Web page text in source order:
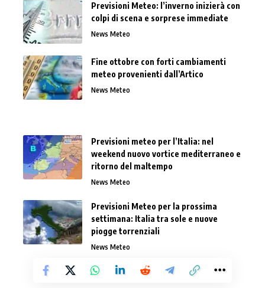
Previsioni Meteo: l’inverno inizierà con
colpi di scena e sorprese immediate
News Meteo
Fine ottobre con forti cambiamenti
meteo provenienti dall’Artico
News Meteo
Previsioni meteo per l’Italia: nel
weekend nuovo vortice mediterraneo e
ritorno del maltempo
News Meteo
Previsioni Meteo per la prossima
settimana: Italia tra sole e nuove
piogge torrenziali
News Meteo